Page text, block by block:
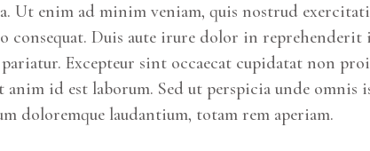
Ut enim ad minim veniam, quis nostrud
consequat. Duis aute irure dolor in
Excepteur sint occaecat cupidatat non
id est laborum. Sed ut perspicia unde omnis
doloremque laudantium, totam rem aperiam.